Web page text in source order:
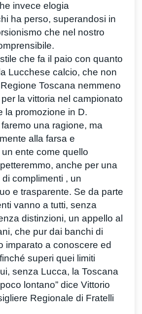
invece elogia
ha perso, superandosi in
che nel nostro
che fa il paio con quanto
Lucchese calcio, che non
Toscana nemmeno
la vittoria nel campionato
la promozione in D.
una ragione, ma
alla farsa e
ente come quello
anche per una
complimenti , un
e trasparente. Se da parte
vanno a tutti, senza
distinzioni, un appello al
che pur dai banchi di
imparato a conoscere ed
superi quei limiti
senza Lucca, la Toscana
lontano” dice Vittorio
Regionale di Fratelli